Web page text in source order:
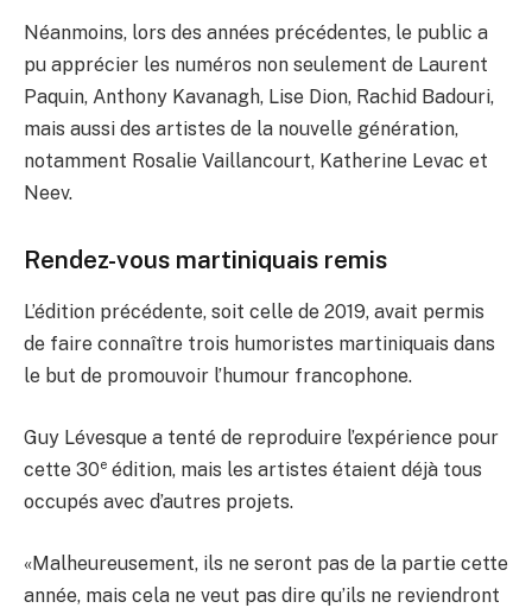
Néanmoins, lors des années précédentes, le public a
pu apprécier les numéros non seulement de Laurent
Paquin, Anthony Kavanagh, Lise Dion, Rachid Badouri,
mais aussi des artistes de la nouvelle génération,
notamment Rosalie Vaillancourt, Katherine Levac et
Neev.
Rendez-vous martiniquais remis
L’édition précédente, soit celle de 2019, avait permis
de faire connaître trois humoristes martiniquais dans
le but de promouvoir l’humour francophone.
Guy Lévesque a tenté de reproduire l’expérience pour
cette 30e édition, mais les artistes étaient déjà tous
occupés avec d’autres projets.
«Malheureusement, ils ne seront pas de la partie cette
année, mais cela ne veut pas dire qu’ils ne reviendront